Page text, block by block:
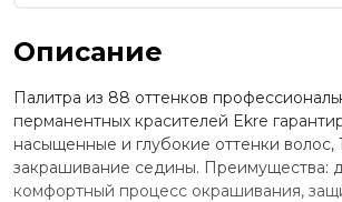
Описание
Палитра из 88 оттенков
перманентных красителей Ekre
насыщенные и глубокие оттенки волос,
закрашивание седины. Преимущества:
комфортный процесс окрашивания,